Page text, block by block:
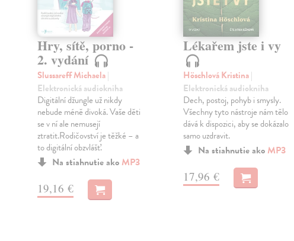
Hry, sítě, porno -
2. vydání
Slussareff Michaela|
Elektronická audiokniha
Digitální džungle už nikdy
nebude méně divoká. Vaše děti
se v ní ale nemusejí
ztratit.Rodičovství je těžké – a
to digitální obzvlášť.
Na stiahnutie ako MP3
19,16 €
Lékařem jste i vy
Höschlová Kristina|
Elektronická audiokniha
Dech, postoj, pohyb i smysly.
Všechny tyto nástroje nám tělo
dává k dispozici, aby se dokázalo
samo uzdravit.
Na stiahnutie ako MP3
17,96 €